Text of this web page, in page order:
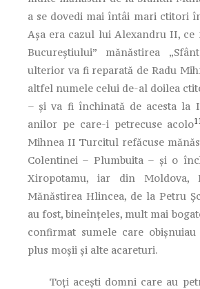
a se dovedi mai întâi mari ctitori
Aşa era cazul lui Alexandru II, ce
Bucureştiului” mănăstirea
ulterior va fi reparată de Radu
altfel numele celui de-al doilea
– şi va fi închinată de acesta la
anilor pe care-i petrecuse acolo
Mihnea II Turcitul refăcuse
Colentinei – Plumbuita – şi o
Xiropotamu, iar din Moldova,
Mănăstirea Hlincea, de la Petru
au fost, bineînţeles, mult mai
confirmat sumele care
plus moşii şi alte acareturi.
Toţi aceşti domni care au